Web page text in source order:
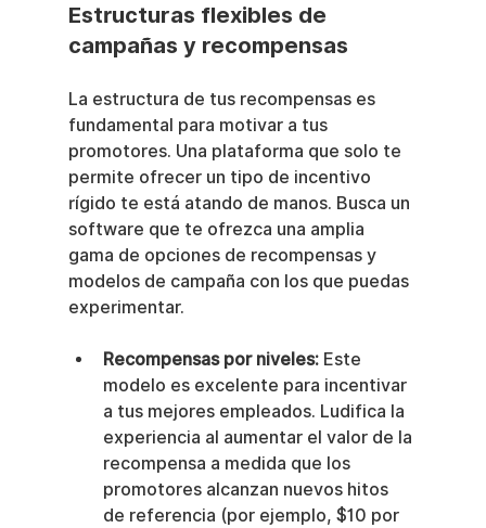
Estructuras flexibles de
campañas y recompensas
La estructura de tus recompensas es
fundamental para motivar a tus
promotores. Una plataforma que solo te
permite ofrecer un tipo de incentivo
rígido te está atando de manos. Busca un
software que te ofrezca una amplia
gama de opciones de recompensas y
modelos de campaña con los que puedas
experimentar.
Recompensas por niveles: Este
modelo es excelente para incentivar
a tus mejores empleados. Ludifica la
experiencia al aumentar el valor de la
recompensa a medida que los
promotores alcanzan nuevos hitos
de referencia (por ejemplo, $10 por